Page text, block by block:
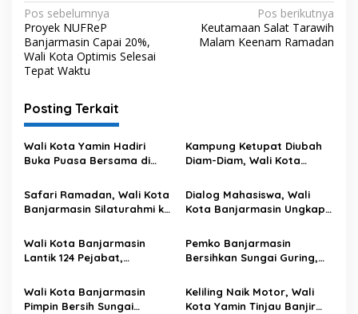
N
a
v
g
a
s
p
o
s
Pos sebelumnya
Proyek NUFReP
Banjarmasin Capai 20%,
Wali Kota Optimis Selesai
Tepat Waktu
Pos berikutnya
Keutamaan Salat Tarawih
Malam Keenam Ramadan
Posting Terkait
Wali Kota Yamin Hadiri
Buka Puasa Bersama di
Kampung Ketupat Diubah
Diam-Diam, Wali Kota
Safari Ramadan, Wali Kota
Banjarmasin Silaturahmi ke
Andai
Dialog Mahasiswa, Wali
Kota Banjarmasin Ungkap
Wali Kota Banjarmasin
Lantik 124 Pejabat,
Pelayanan Publik
Pemko Banjarmasin
Bersihkan Sungai Guring,
Wali Kota Banjarmasin
Pimpin Bersih Sungai
Keliling Naik Motor, Wali
Kota Yamin Tinjau Banjir